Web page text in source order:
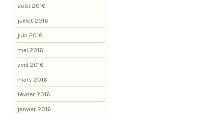
août 2016
juillet 2016
juin 2016
mai 2016
avril 2016
mars 2016
février 2016
janvier 2016